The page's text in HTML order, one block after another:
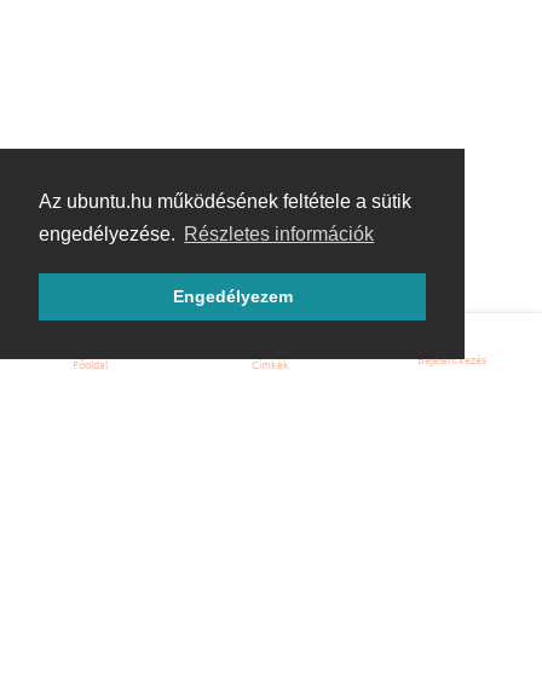
Az ubuntu.hu működésének feltétele a sütik
engedélyezése. Részletes információk
Engedélyezem
Főoldal Címkék Bejelentkezés